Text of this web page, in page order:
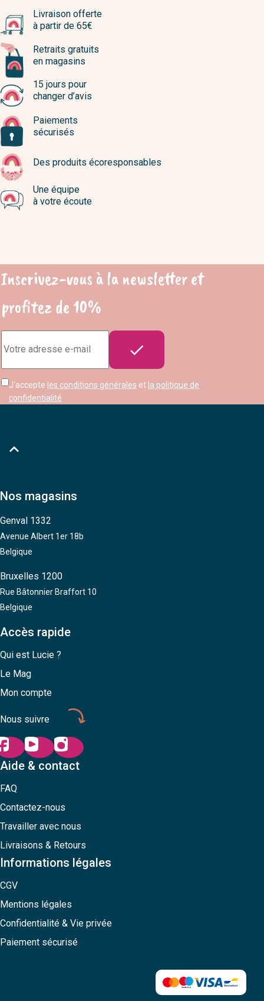
Livraison offerte
à partir de 65€
Retraits gratuits
en magasins
15 jours pour
changer d’avis
Paiements
sécurisés
Des produits écoresponsables
Une équipe
à votre écoute
Inscrivez-vous à la newsletter et
profitez de 10%
e-
mail

J'accepte les conditions générales et la politique de
confidentialité

Nos magasins
Genval 1332
Avenue Albert 1er 18b
Belgique
Bruxelles 1200
Rue Bâtonnier Braffort 10
Belgique
Accès rapide
Qui est Lucie ?
Le Mag
Mon compte
Nous suivre
Aide & contact
FAQ
Contactez-nous
Travailler avec nous
Livraisons & Retours
Informations légales
CGV
Mentions légales
Confidentialité & Vie privée
Paiement sécurisé